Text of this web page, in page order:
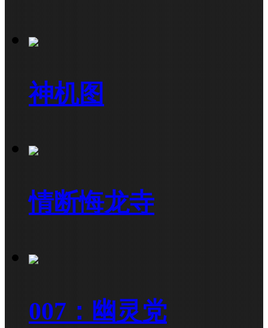
神机图
情断悔龙寺
007：幽灵党